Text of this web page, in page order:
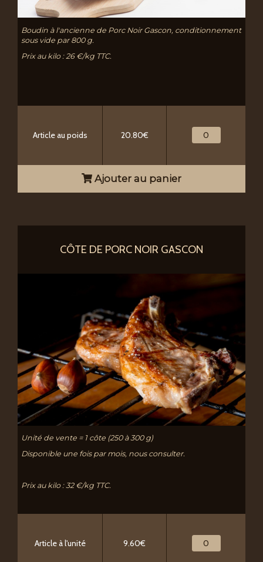
Boudin à l'ancienne de Porc Noir Gascon, conditionnement
sous vide par 800 g.
Prix au kilo : 26 €/kg TTC.
Article au poids 20.80€
Ajouter au panier
CÔTE DE PORC NOIR GASCON
Unité de vente = 1 côte (250 à 300 g)
Disponible une fois par mois, nous consulter.
Prix au kilo : 32 €/kg TTC.
Article à l'unité 9.60€